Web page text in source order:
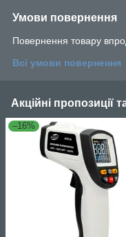
Умови повернення
Повернення товару
Всі умови повернення
Акційні пропозиції
–16%